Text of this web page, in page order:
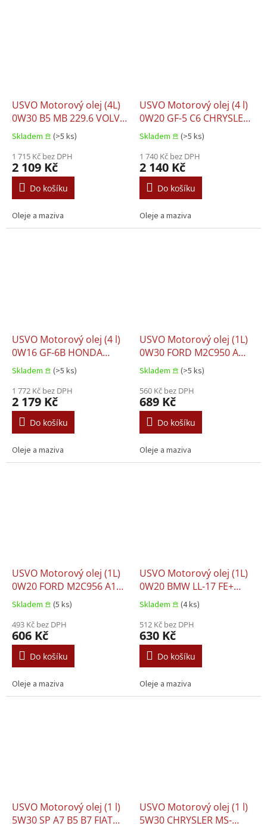
USVO Motorový olej (4L)
0W30 B5 MB 229.6 VOLVO
95200377
Skladem 𖠿 (>5 ks)
1 715 Kč bez DPH
2 109 Kč
Do košíku
Oleje a maziva
USVO Motorový olej (4 l)
0W20 GF-5 C6 CHRYSLER
MS-6395 CITROEN B71
2010 DEXOS 1 FIAT
9.55535 DSX FORD
M2C947 A FORD M2C952
A1 GM 6094M HONDA
HTO-6 JAGUAR 03.5006
LAND RO
Skladem 𖠿 (>5 ks)
1 740 Kč bez DPH
2 140 Kč
Do košíku
Oleje a maziva
USVO Motorový olej (4 l)
0W16 GF-6B HONDA
08215-99974 HONDA
08216-99974 HONDA
08232-P99S1LHE HONDA
ULTRA GREEN HONDA
ULTRA NEXT MITSUBISHI
DIA QUEEN ECO PLUS
MITSUBISHI MZ102661
MIT
Skladem 𖠿 (>5 ks)
1 772 Kč bez DPH
2 179 Kč
Do košíku
Oleje a maziva
USVO Motorový olej (1L)
0W30 FORD M2C950 A
JAGUAR 03.5007 LAND
ROVER 03.5007
Skladem 𖠿 (>5 ks)
560 Kč bez DPH
689 Kč
Do košíku
Oleje a maziva
USVO Motorový olej (1L)
0W20 FORD M2C956 A1
PORSCHE C20 VW 508.00
VW 509.00
Skladem 𖠿 (5 ks)
493 Kč bez DPH
606 Kč
Do košíku
Oleje a maziva
USVO Motorový olej (1L)
0W20 BMW LL-17 FE+
CHRYSLER MS-13340 MB
229.71 MB 229.72 OPEL
OV0401547-A20 VOLVO
RBS0-2AE
Skladem 𖠿 (4 ks)
512 Kč bez DPH
630 Kč
Do košíku
Oleje a maziva
USVO Motorový olej (1 l)
5W30 SP A7 B5 B7 FIAT
USVO Motorový olej (1 l)
5W30 CHRYSLER MS-